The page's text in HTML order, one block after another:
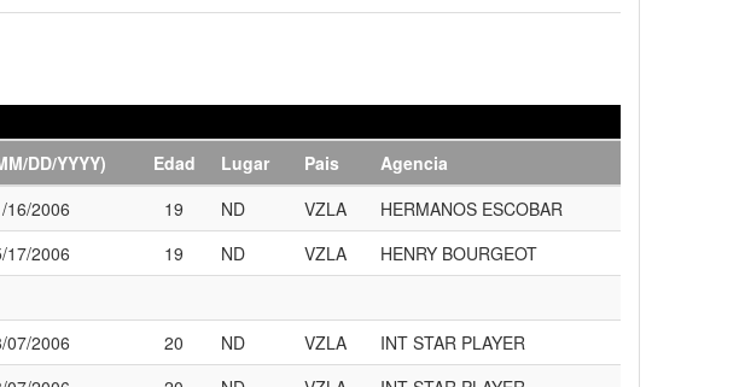
DD/YYYY) Edad Lugar Pais
Agencia
16/2006 19 ND VZLA
HERMANOS ESCOBAR
17/2006 19 ND VZLA
HENRY BOURGEOT
07/2006 20 ND VZLA
INT STAR PLAYER